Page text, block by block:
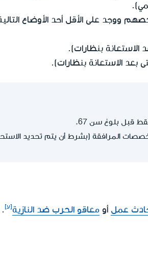
ووجد على الأقل أحد الأوضاع
قبل بلوغ سن 67.
عمل أو معاقو الحرب ضد النازية
.